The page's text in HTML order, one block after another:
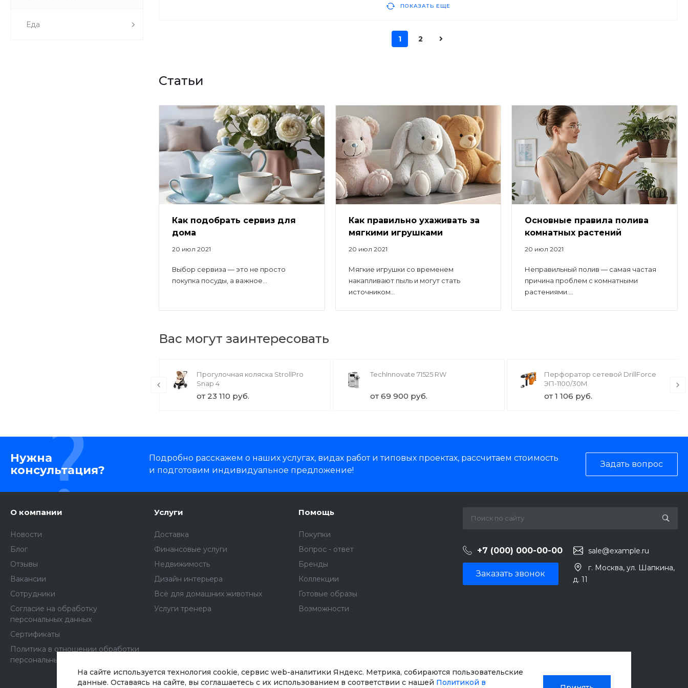
На сайте используется технология cookie, сервис web-аналитики Яндекс. Метрика, собираются пользовательские
данные. Оставаясь на сайте, вы соглашаетесь с их использованием в соответствии с нашей Политикой в
Еда
ПОКАЗАТЬ ЕЩЕ
1 2
Статьи
Как подобрать сервиз для
дома
20 июл 2021
Выбор сервиза — это не просто
покупка посуды, а важное...
Как правильно ухаживать за
мягкими игрушками
20 июл 2021
Мягкие игрушки со временем
накапливают пыль и могут стать
источником...
Основные правила полива
комнатных растений
20 июл 2021
Неправильный полив — самая частая
причина проблем с комнатными
растениями....
Вас могут заинтересовать
Прогулочная коляска StrollPro
Snap 4
от 23 110 руб.
TechInnovate 71525 RW
от 69 900 руб.
Перфоратор сетевой DrillForce
ЭП-1100/30М
от 1 106 руб.
Нужна
консультация?
Подробно расскажем о наших услугах, видах работ и типовых проектах, рассчитаем стоимость
и подготовим индивидуальное предложение!
Задать вопрос
О компании
Новости
Блог
Отзывы
Вакансии
Сотрудники
Согласие на обработку
персональных данных
Сертификаты
Политика в отношении обработки
персональных данных
Услуги
Доставка
Финансовые услуги
Недвижимость
Дизайн интерьера
Всё для домашних животных
Услуги тренера
Помощь
Покупки
Вопрос - ответ
Бренды
Коллекции
Готовые образы
Возможности
+7 (000) 000-00-00 sale@example.ru
Заказать звонок
г. Москва, ул. Шапкина,
д. 11